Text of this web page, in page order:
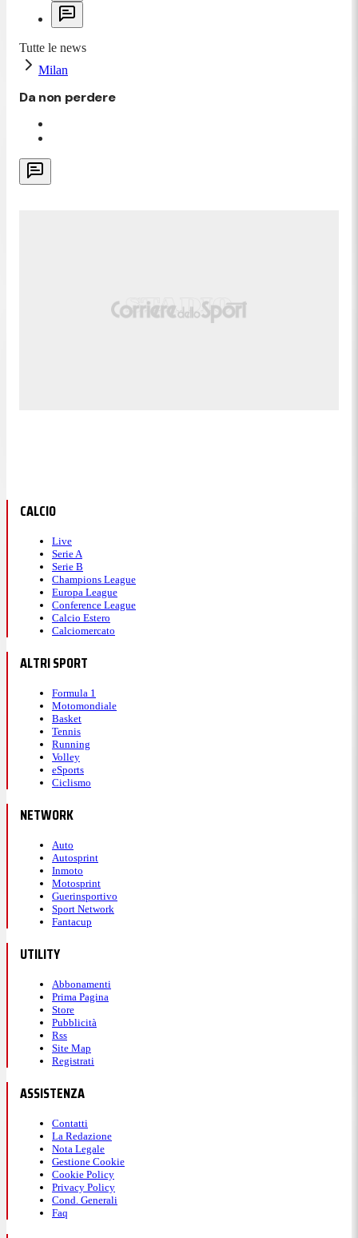
Tutte le news
Milan
Da non perdere
CALCIO
Live
Serie A
Serie B
Champions League
Europa League
Conference League
Calcio Estero
Calciomercato
ALTRI SPORT
Formula 1
Motomondiale
Basket
Tennis
Running
Volley
eSports
Ciclismo
NETWORK
Auto
Autosprint
Inmoto
Motosprint
Guerinsportivo
Sport Network
Fantacup
UTILITY
Abbonamenti
Prima Pagina
Store
Pubblicità
Rss
Site Map
Registrati
ASSISTENZA
Contatti
La Redazione
Nota Legale
Gestione Cookie
Cookie Policy
Privacy Policy
Cond. Generali
Faq